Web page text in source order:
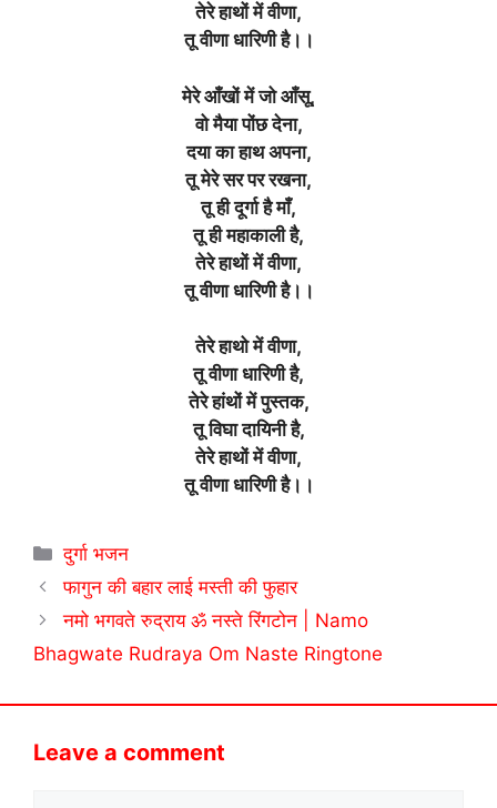
तेरे हाथों में वीणा,
तू वीणा धारिणी है।।
मेरे आँखों में जो आँसू,
वो मैया पोंछ देना,
दया का हाथ अपना,
तू मेरे सर पर रखना,
तू ही दूर्गा है माँ,
तू ही महाकाली है,
तेरे हाथों में वीणा,
तू वीणा धारिणी है।।
तेरे हाथो में वीणा,
तू वीणा धारिणी है,
तेरे हांथों में पुस्तक,
तू विघा दायिनी है,
तेरे हाथों में वीणा,
तू वीणा धारिणी है।।
Categories
दुर्गा भजन
फागुन की बहार लाई मस्ती की फुहार
नमो भगवते रुद्राय ॐ नस्ते रिंगटोन | Namo
Bhagwate Rudraya Om Naste Ringtone
Leave a comment